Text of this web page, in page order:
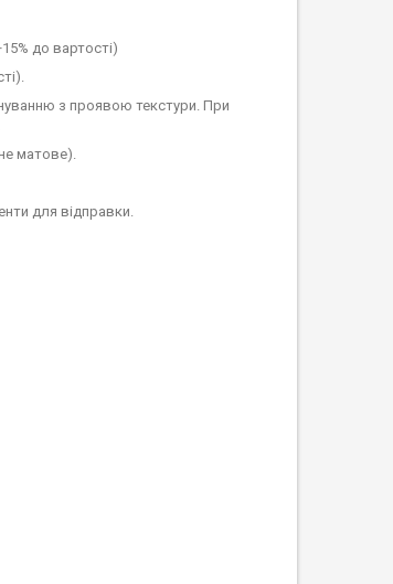
до вартості)
з проявою текстури. При
матове).
для відправки.